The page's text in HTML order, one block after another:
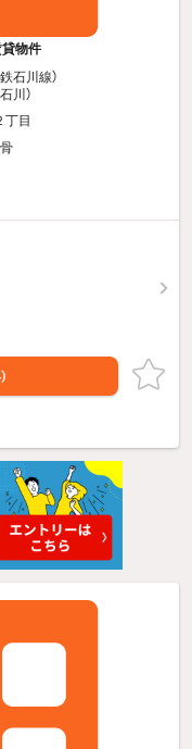
物件
石川線）
川）
丁目